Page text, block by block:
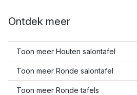
Ontdek meer
Toon meer Houten salontafel
Toon meer Ronde salontafel
Toon meer Ronde tafels